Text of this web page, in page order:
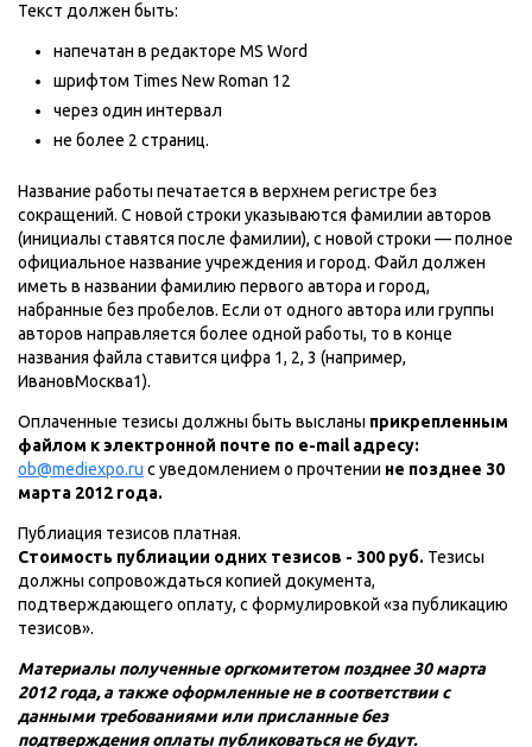
Текст должен быть:
напечатан в редакторе MS Word
шрифтом Times New Roman 12
через один интервал
не более 2 страниц.
Название работы печатается в верхнем регистре без
сокращений. С новой строки указываются фамилии авторов
(инициалы ставятся после фамилии), с новой строки — полное
официальное название учреждения и город. Файл должен
иметь в названии фамилию первого автора и город,
набранные без пробелов. Если от одного автора или группы
авторов направляется более одной работы, то в конце
названия файла ставится цифра 1, 2, 3 (например,
ИвановМосква1).
Оплаченные тезисы должны быть высланы прикрепленным
файлом к электронной почте по е-mail адресу:
ob@mediexpo.ru с уведомлением о прочтении не позднее 30
марта 2012 года.
Публиация тезисов платная.
Стоимость публиации одних тезисов - 300 руб. Тезисы
должны сопровождаться копией документа,
подтверждающего оплату, с формулировкой «за публикацию
тезисов».
Материалы полученные оргкомитетом позднее 30 марта
2012 года, а также оформленные не в соответствии с
данными требованиями или присланные без
подтверждения оплаты публиковаться не будут.